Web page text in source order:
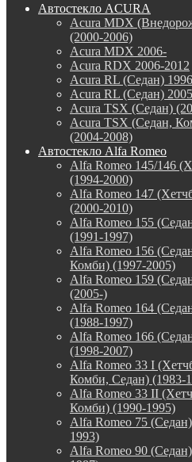
Автостекло ACURA
Acura MDX
(2000-2006)
Acura MDX 2006-
Acura RDX 2006-2012
Acura RL (Седан)
Acura RL (Седан)
Acura TSX (Седан)
Acura TSX (Седан,
(2004-2008)
Автостекло Alfa Romeo
Alfa Romeo 145/146
(1994-2000)
Alfa Romeo 147
(2000-2010)
Alfa Romeo 155
(1991-1997)
Alfa Romeo 156
Комби) (1997-2005)
Alfa Romeo 159
(2005-)
Alfa Romeo 164
(1988-1997)
Alfa Romeo 166
(1998-2007)
Alfa Romeo 33 I
Комби, Седан) (1983-
Alfa Romeo 33 II
Комби) (1990-1995)
Alfa Romeo 75
1993)
Alfa Romeo 90